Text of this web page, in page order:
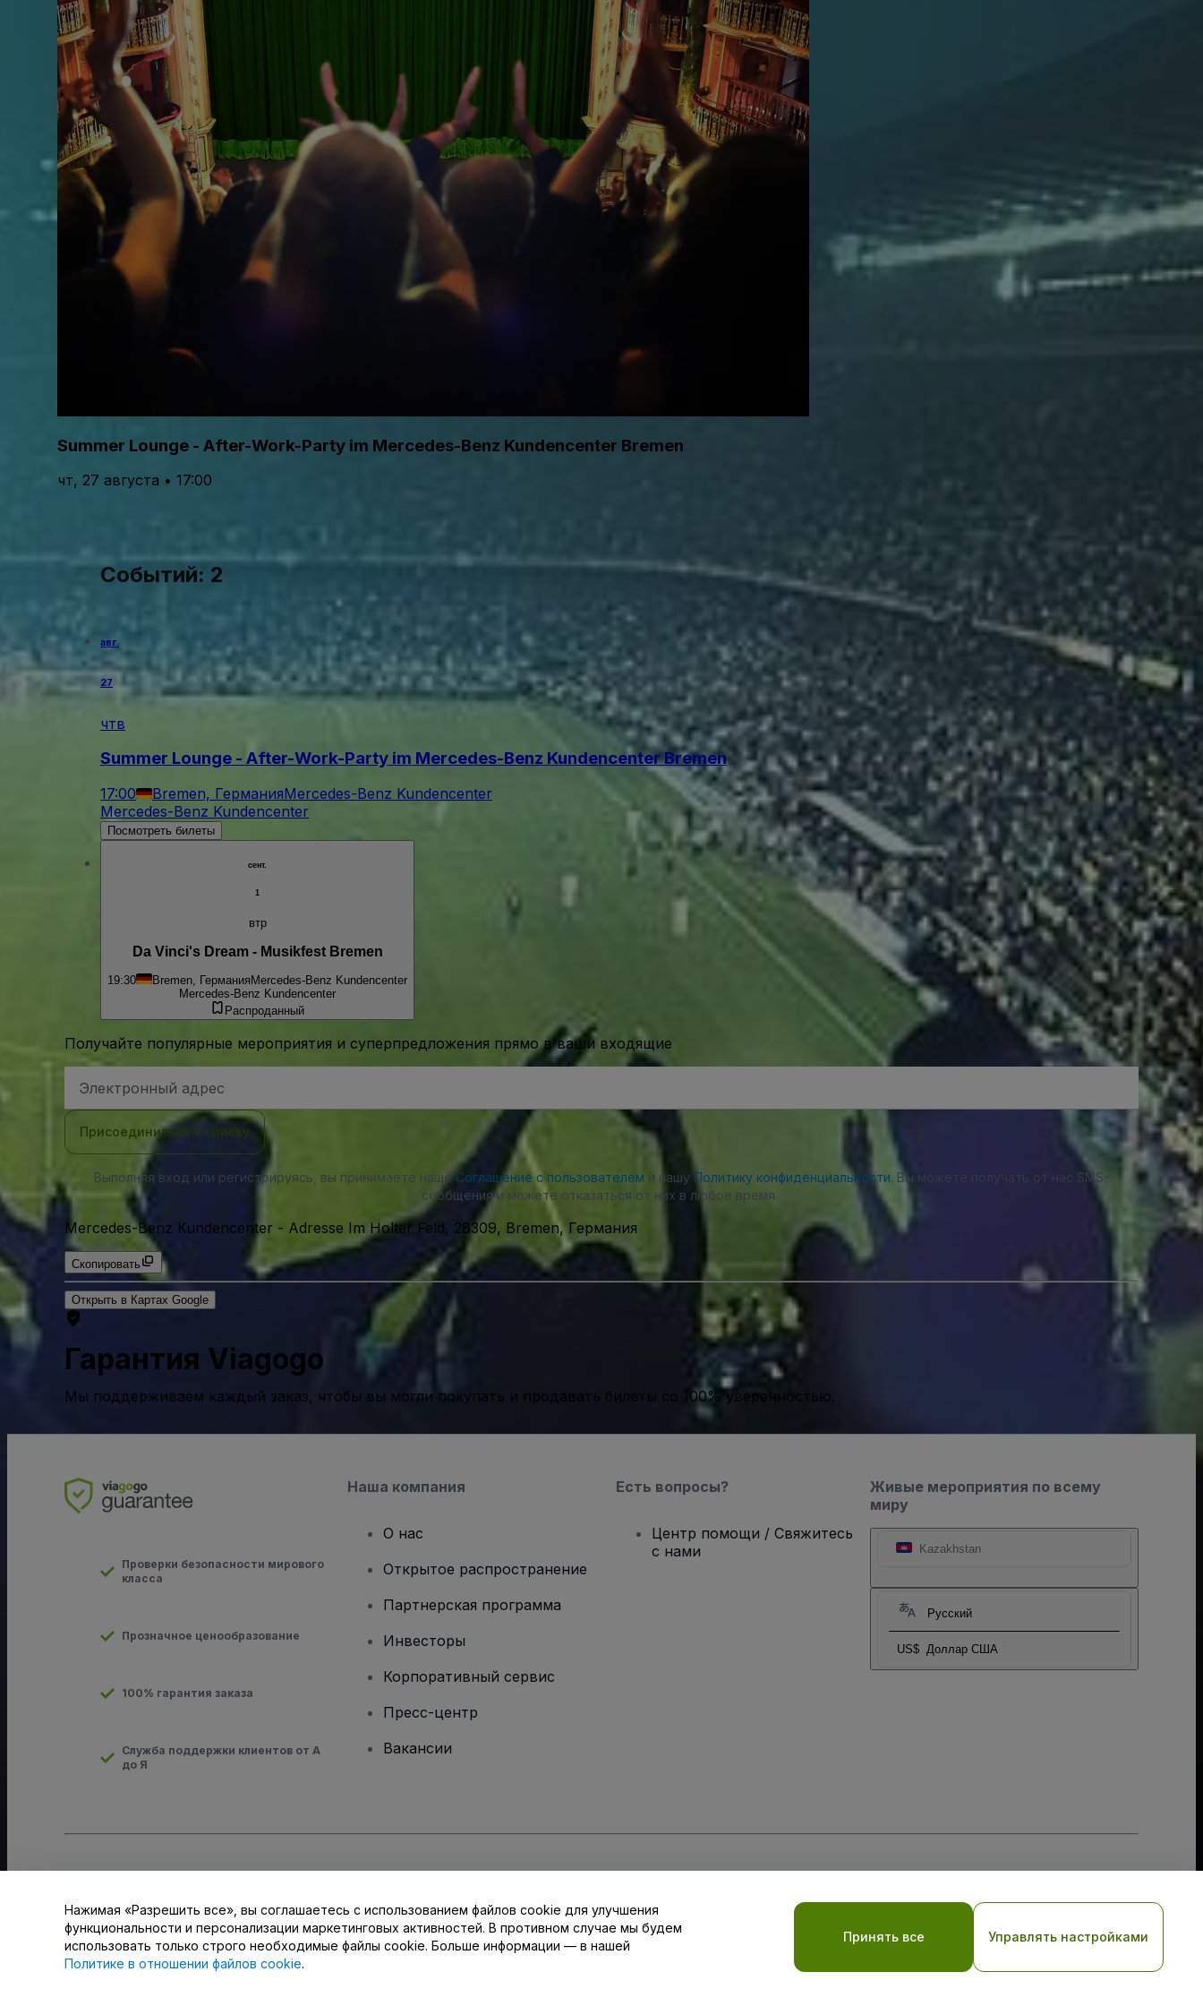
Summer Lounge - After-Work-Party im Mercedes-Benz Kundencenter Bremen
чт, 27 августа • 17:00
Событий: 2
авг.
27
чтв
Summer Lounge - After-Work-Party im Mercedes-Benz Kundencenter Bremen
17:00 Bremen, ГерманияMercedes-Benz Kundencenter
Mercedes-Benz Kundencenter
Посмотреть билеты
сент.
1
втр
Da Vinci's Dream - Musikfest Bremen
19:30 Bremen, Германия Mercedes-Benz Kundencenter
Mercedes-Benz Kundencenter
Распроданный
Получайте популярные мероприятия и суперпредложения прямо в ваши входящие
электронной
Присоединиться к списку
Выполняя вход или регистрируясь, вы принимаете нашеСоглашение с пользователем и нашу Политику конфиденциальности. Вы можете получать от нас SMS-
сообщения и можете отказаться от них в любое время.
Mercedes-Benz Kundencenter - Adresse Im Holter Feld, 28309, Bremen, Германия
Скопировать
Открыть в Картах Google
Гарантия Viagogo
Мы поддерживаем каждый заказ, чтобы вы могли покупать и продавать билеты со 100% уверенностью.
Живые мероприятия по всему
миру
Kazakhstan
Русский
US$ Доллар США
Проверки безопасности мирового
класса
Прозначное ценообразование
100% гарантия заказа
Служба поддержки клиентов от А
до Я
Наша компания
О нас
Открытое распространение
Партнерская программа
Инвесторы
Корпоративный сервис
Пресс-центр
Вакансии
Есть вопросы?
Центр помощи / Свяжитесь
с нами
для мобильных устройств
Не передавайте мою личную информацию третьим лицам/Ваши настройки конфиденциальности
Нажимая «Разрешить все», вы соглашаетесь с использованием файлов cookie для улучшения
функциональности и персонализации маркетинговых активностей. В противном случае мы будем
использовать только строго необходимые файлы cookie. Больше информации — в нашей
Политике в отношении файлов cookie.
Принять все Управлять настройками